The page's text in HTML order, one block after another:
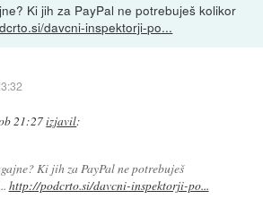
Ki jih za PayPal ne potrebuješ kolikor
davcni-inspektorji-po...
21:27izjavil:
Ki jih za PayPal ne potrebuješ
http://podcrto.si/davcni-inspektorji-po...